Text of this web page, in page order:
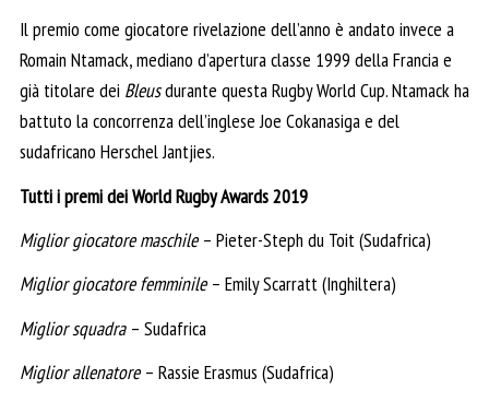
Il premio come giocatore rivelazione dell’anno è andato invece a
Romain Ntamack, mediano d’apertura classe 1999 della Francia e
già titolare dei Bleusdurante questa Rugby World Cup. Ntamack ha
battuto la concorrenza dell’inglese Joe Cokanasiga e del
sudafricano Herschel Jantjies.
Tutti i premi dei World Rugby Awards 2019
Miglior giocatore maschile– Pieter-Steph du Toit (Sudafrica)
Miglior giocatore femminile– Emily Scarratt (Inghiltera)
Miglior squadra– Sudafrica
Miglior allenatore– Rassie Erasmus (Sudafrica)